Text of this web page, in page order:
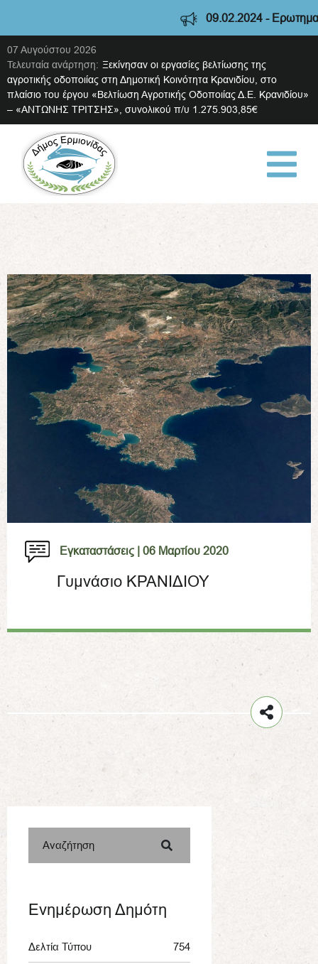
09.02.2024 -
07 Αυγούστου 2026
Τελευταία ανάρτηση: Ξεκίνησαν οι εργασίες βελτίωσης της
αγροτικής οδοποιίας στη Δημοτική Κοινότητα Κρανιδίου, στο
πλαίσιο του έργου «Βελτίωση Αγροτικής Οδοποιίας Δ.Ε. Κρανιδίου»
– «ΑΝΤΩΝΗΣ ΤΡΙΤΣΗΣ», συνολικού π/υ 1.275.903,85€
Εγκαταστάσεις | 06 Μαρτίου 2020
Γυμνάσιο ΚΡΑΝΙΔΙΟΥ
Αναζήτηση
Ενημέρωση Δημότη
Δελτία Τύπου 754